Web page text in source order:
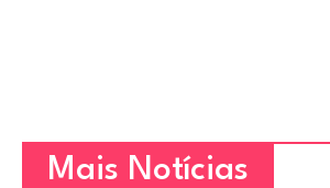
Mais Notícias